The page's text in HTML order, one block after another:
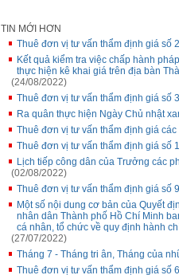
TIN MỚI HƠN
Thuê đơn vị tư vấn thẩm định giá số
Kết quả kiểm tra việc chấp hành
thực hiện kê khai giá trên địa bàn
(24/08/2022)
Thuê đơn vị tư vấn thẩm định giá số
Ra quân thực hiện Ngày Chủ nhật
Thuê đơn vị tư vấn thẩm định giá các
Thuê đơn vị tư vấn thẩm định giá số
Lịch tiếp công dân của Trưởng các
(02/08/2022)
Thuê đơn vị tư vấn thẩm định giá số
Một số nội dung cơ bản của Quyết
nhân dân Thành phố Hồ Chí Minh
cá nhân, tổ chức về quy định hành
(27/07/2022)
Tháng 7 - Tháng tri ân, Tháng của
Thuê đơn vị tư vấn thẩm định giá số